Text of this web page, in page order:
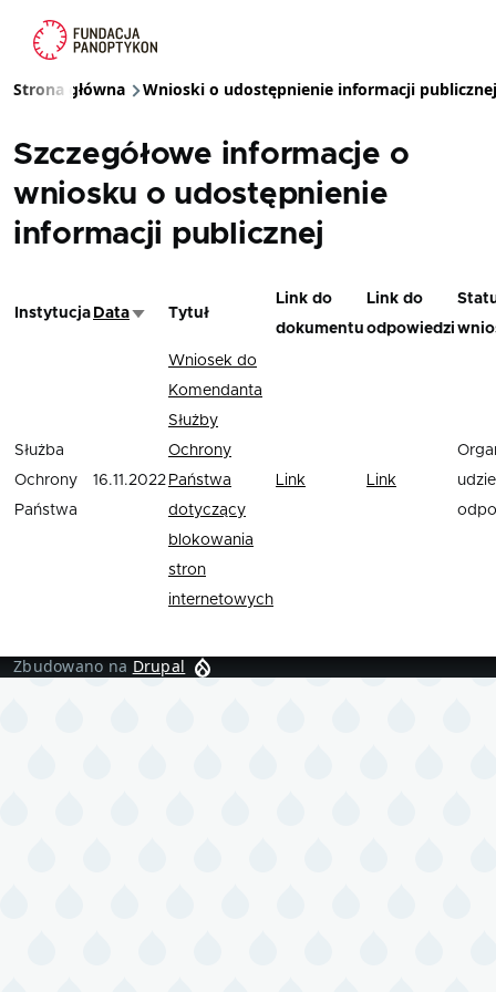
Ścieżka nawigacyjna
Strona główna Wnioski o udostępnienie informacji publicznej
Szczegółowe informacje o
wniosku o udostępnienie
informacji publicznej
Instytucja DataSortuj rosnąco
Tytuł
Link do
dokumentu
Link do
odpowiedzi
Służba
Ochrony
Państwa
16.11.2022
Wniosek do
Komendanta
Służby
Ochrony
Państwa
dotyczący
blokowania
stron
internetowych
Link Link
Zbudowano na Drupal